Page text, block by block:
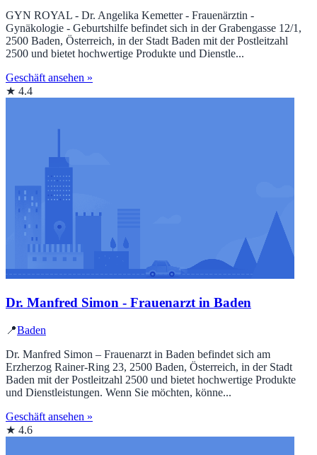
GYN ROYAL - Dr. Angelika Kemetter - Frauenärztin -
Gynäkologie - Geburtshilfe befindet sich in der Grabengasse 12/1,
2500 Baden, Österreich, in der Stadt Baden mit der Postleitzahl
2500 und bietet hochwertige Produkte und Dienstle...
Geschäft ansehen »
★ 4.4
Dr. Manfred Simon - Frauenarzt in Baden
📍Baden
Dr. Manfred Simon – Frauenarzt in Baden befindet sich am
Erzherzog Rainer-Ring 23, 2500 Baden, Österreich, in der Stadt
Baden mit der Postleitzahl 2500 und bietet hochwertige Produkte
und Dienstleistungen. Wenn Sie möchten, könne...
Geschäft ansehen »
★ 4.6